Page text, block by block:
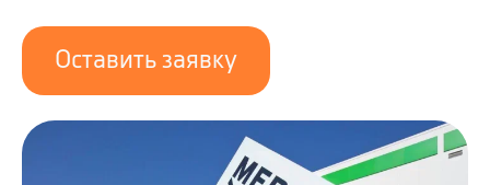
Оставить заявку